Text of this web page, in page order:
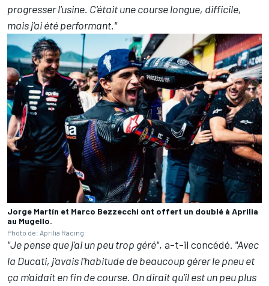
progresser l'usine. C'était une course longue, difficile,
mais j'ai été performant."
Jorge Martín et Marco Bezzecchi ont offert un doublé à Aprilia
au Mugello.
Photo de: Aprilia Racing
"Je pense que j'ai un peu trop géré", a-t-il concédé. "Avec
la Ducati, j'avais l'habitude de beaucoup gérer le pneu et
ça m'aidait en fin de course. On dirait qu'il est un peu plus